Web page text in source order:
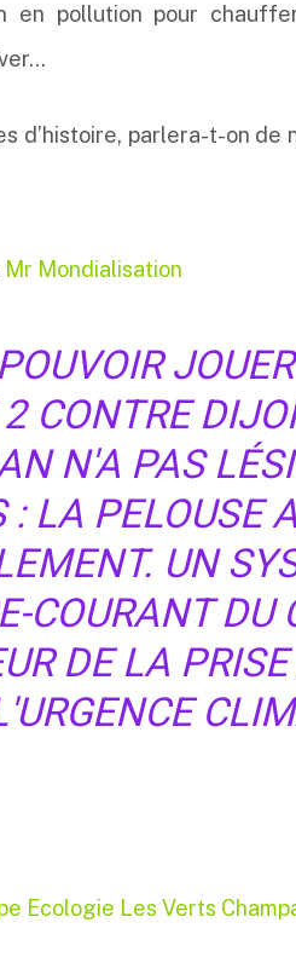
en pollution pour
d’histoire, parlera-t-on
Mr Mondialisation
CONTRE
N'A PAS
: LA PELOUSE
UN
COURANT DU
DE LA
Ecologie Les Verts